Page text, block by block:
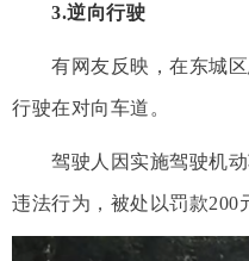
3.逆向行驶
有网友反映，在东城区
行驶在对向车道。
驾驶人因实施驾驶机动
违法行为，被处以罚款200